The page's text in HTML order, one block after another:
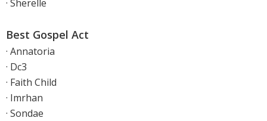
· Sherelle
Best Gospel Act
· Annatoria
· Dc3
· Faith Child
· Imrhan
· Sondae